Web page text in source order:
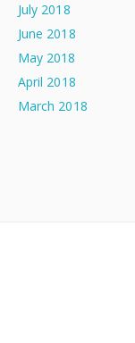
July 2018
June 2018
May 2018
April 2018
March 2018